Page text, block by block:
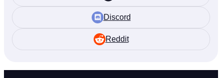
Discord
Reddit